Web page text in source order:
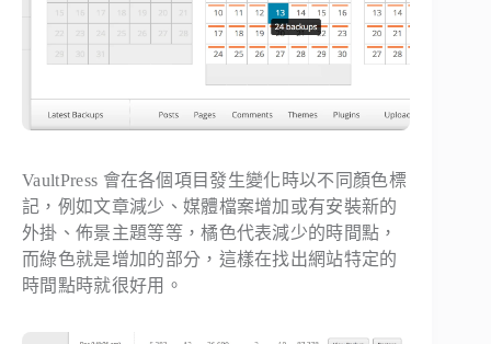
VaultPress 會在各個項目發生變化時以不同顏色標
記，例如文章減少、媒體檔案增加或有安裝新的
外掛、佈景主題等等，橘色代表減少的時間點，
而綠色就是增加的部分，這樣在找出網站特定的
時間點時就很好用。